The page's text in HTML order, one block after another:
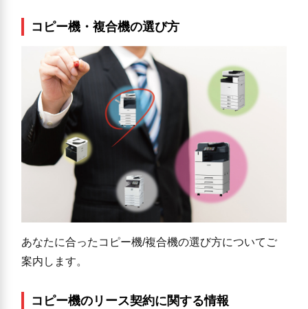
コピー機・複合機の選び方
あなたに合ったコピー機/複合機の選び方についてご
案内します。
コピー機のリース契約に関する情報